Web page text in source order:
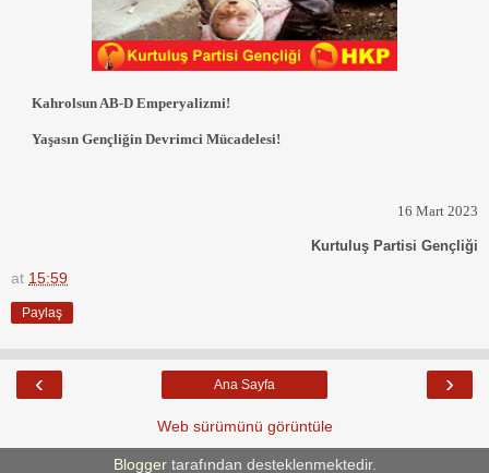
Kahrolsun AB-D Emperyalizmi!
Yaşasın Gençliğin Devrimci Mücadelesi!
16 Mart 2023
Kurtuluş Partisi Gençliği
at 15:59
Paylaş
‹ ›
Ana Sayfa
Web sürümünü görüntüle
Bloggertarafından desteklenmektedir.